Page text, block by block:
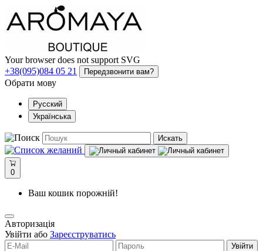
Your browser does not support SVG
+38(095)084 05 21
Передзвонити вам?
Обрати мову
Русский
Українська
Искать
0
Ваш кошик порожній!
Авторизація
Увійти або Зареєструватись
Увійти